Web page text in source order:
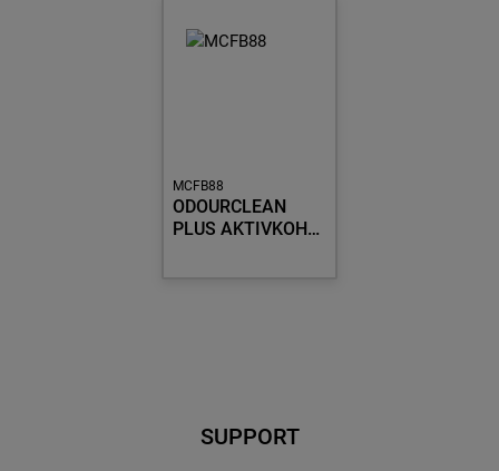
MCFB88
ODOURCLEAN
PLUS AKTIVKOH…
SUPPORT